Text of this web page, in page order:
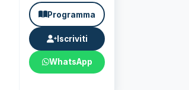
Programma
Iscriviti
WhatsApp